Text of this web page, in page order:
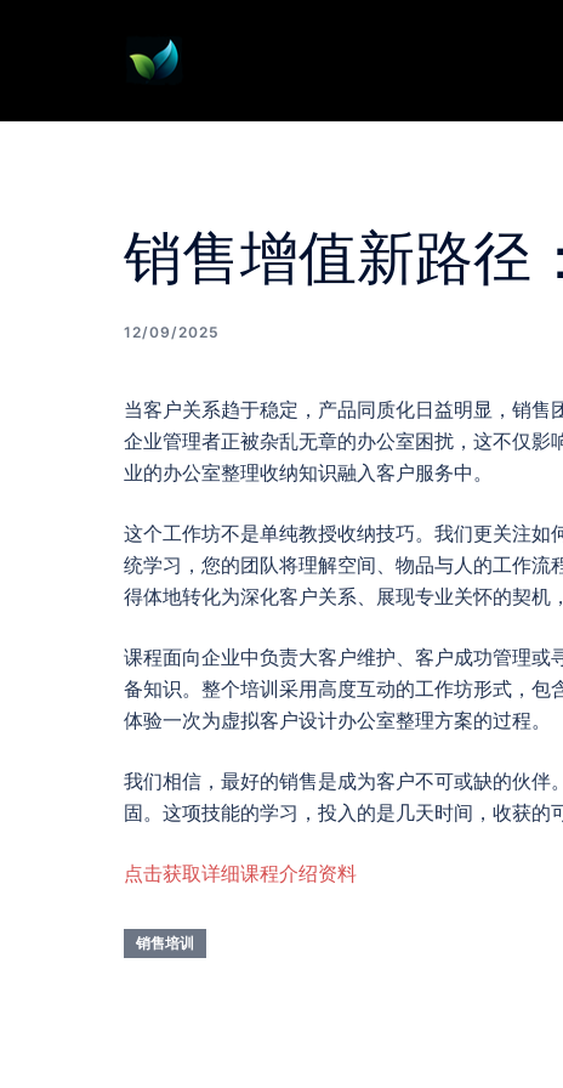
销售增值新路径
12/09/2025
当客户关系趋于稳定，产品同质化日益明显，销
企业管理者正被杂乱无章的办公室困扰，这不仅
业的办公室整理收纳知识融入客户服务中。
这个工作坊不是单纯教授收纳技巧。我们更关注
统学习，您的团队将理解空间、物品与人的工作流
得体地转化为深化客户关系、展现专业关怀的契机
课程面向企业中负责大客户维护、客户成功管理
备知识。整个培训采用高度互动的工作坊形式，
体验一次为虚拟客户设计办公室整理方案的过程。
我们相信，最好的销售是成为客户不可或缺的伙
固。这项技能的学习，投入的是几天时间，收获的
点击获取详细课程介绍资料
销售培训